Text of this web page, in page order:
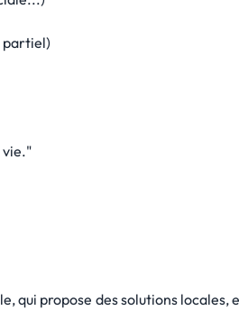
partiel)
vie."
propose des solutions locales,